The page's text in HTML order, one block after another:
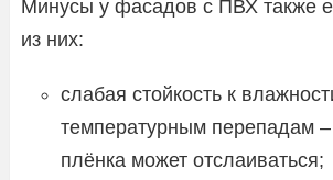
Минусы у фасадов с ПВХ также
из них:
слабая стойкость к
температурным перепадам
плёнка может отслаиваться;